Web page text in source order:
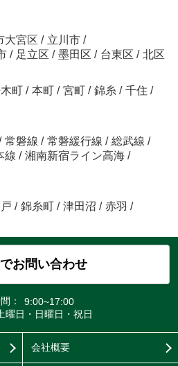
大宮区 / 立川市 /
/ 足立区 / 墨田区 / 台東区 / 北区
町 / 本町 / 宮町 / 錦糸 / 千住 /
常磐線 / 常磐緩行線 / 総武線 /
線 / 湘南新宿ライン高海 /
/ 錦糸町 / 津田沼 / 赤羽 /
お問い合わせ
：
9:00~17:00
曜日・日曜日・祝日
会社概要